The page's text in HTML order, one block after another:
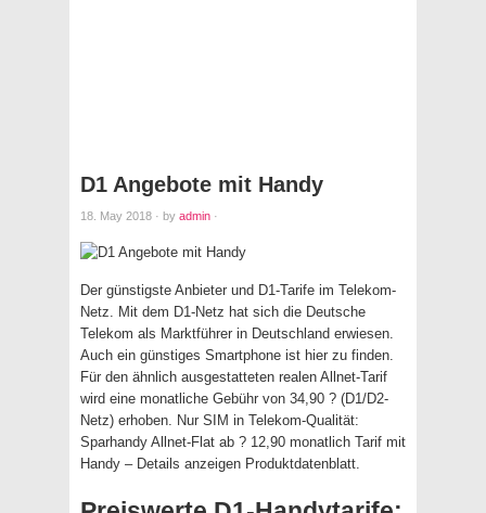
D1 Angebote mit Handy
18. May 2018 · by admin ·
Der günstigste Anbieter und D1-Tarife im Telekom-
Netz. Mit dem D1-Netz hat sich die Deutsche
Telekom als Marktführer in Deutschland erwiesen.
Auch ein günstiges Smartphone ist hier zu finden.
Für den ähnlich ausgestatteten realen Allnet-Tarif
wird eine monatliche Gebühr von 34,90 ? (D1/D2-
Netz) erhoben. Nur SIM in Telekom-Qualität:
Sparhandy Allnet-Flat ab ? 12,90 monatlich Tarif mit
Handy – Details anzeigen Produktdatenblatt.